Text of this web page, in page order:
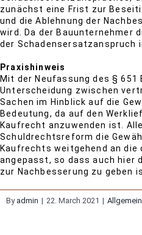
zunächst eine Frist zur
und die Ablehnung der
wird. Da der Bauunternehmer
der Schadensersatzanspruch
Praxishinweis
Mit der Neufassung des § 651
Unterscheidung zwischen
Sachen im Hinblick auf die
Bedeutung, da auf den
Kaufrecht anzuwenden ist.
Schuldrechtsreform die
Kaufrechts weitgehend an
angepasst, so dass auch hier
zur Nachbesserung zu geben
By admin | 22. March 2021 | Allgemein